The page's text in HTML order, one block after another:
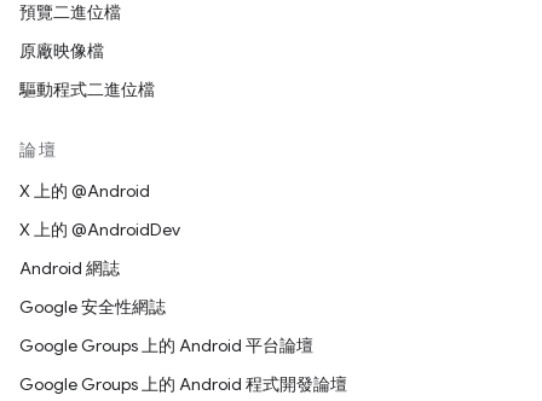
預覽二進位檔
原廠映像檔
驅動程式二進位檔
論壇
X 上的 @Android
X 上的 @AndroidDev
Android 網誌
Google 安全性網誌
Google Groups 上的 Android 平台論壇
Google Groups 上的 Android 程式開發論壇